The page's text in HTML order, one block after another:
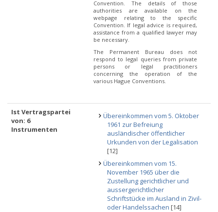
Convention. The details of those
authorities are available on the
webpage relating to the specific
Convention. If legal advice is required,
assistance from a qualified lawyer may
be necessary.
The Permanent Bureau does not
respond to legal queries from private
persons or legal practitioners
concerning the operation of the
various Hague Conventions.
Ist Vertragspartei
von: 6
Instrumenten
Übereinkommen vom 5. Oktober
1961 zur Befreiung
ausländischer öffentlicher
Urkunden von der Legalisation
[12]
Übereinkommen vom 15.
November 1965 über die
Zustellung gerichtlicher und
aussergerichtlicher
Schriftstücke im Ausland in Zivil-
oder Handelssachen [14]